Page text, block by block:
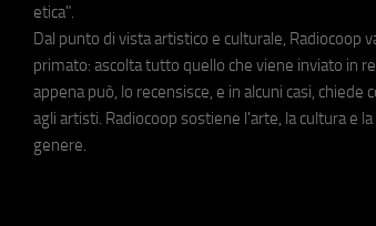
etica".
Dal punto di vista artistico e culturale, Radiocoop
primato: ascolta tutto quello che viene inviato in
appena può, lo recensisce, e in alcuni casi, chiede
agli artisti. Radiocoop sostiene l'arte, la cultura e
genere.